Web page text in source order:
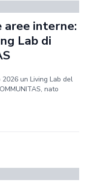
aree interne:
Lab di
un Living Lab del
nato